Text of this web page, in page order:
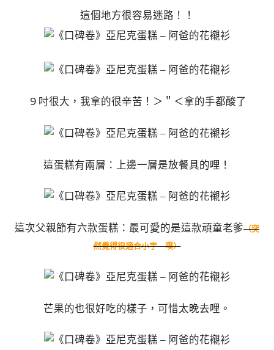
這個地方很容易迷路！！
９吋很大，我拿的很辛苦！＞＂＜拿的手都酸了
這蛋糕有兩層：上邊一層是放餐具的哩！
這次父親節有六款蛋糕：最可愛的是這款頑童老爹（突
然覺得很適合小宇 噗）
芒果的也很好吃的樣子，可惜太晚去哩。